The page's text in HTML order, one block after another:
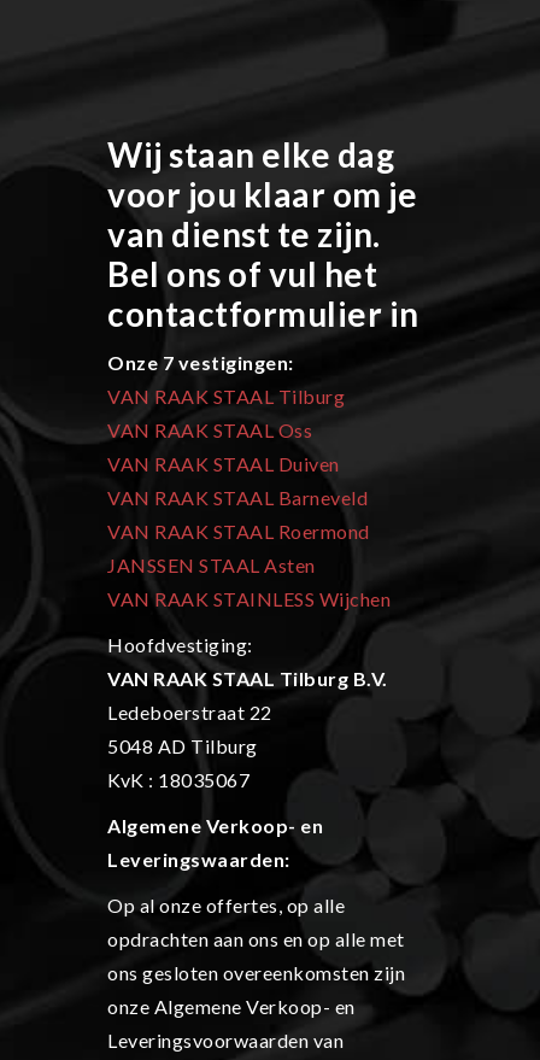
Wij staan elke dag
voor jou klaar om je
van dienst te zijn.
Bel ons of vul het
contactformulier in
Onze 7 vestigingen:
VAN RAAK STAAL Tilburg
VAN RAAK STAAL Oss
VAN RAAK STAAL Duiven
VAN RAAK STAAL Barneveld
VAN RAAK STAAL Roermond
JANSSEN STAAL Asten
VAN RAAK STAINLESS Wijchen
Hoofdvestiging:
VAN RAAK STAAL Tilburg B.V.
Ledeboerstraat 22
5048 AD Tilburg
KvK : 18035067
Algemene Verkoop- en
Leveringswaarden:
Op al onze offertes, op alle
opdrachten aan ons en op alle met
ons gesloten overeenkomsten zijn
onze Algemene Verkoop- en
Leveringsvoorwaarden van